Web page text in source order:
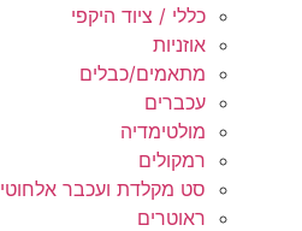
כללי / ציוד היקפי
אוזניות
מתאמים/כבלים
עכברים
מולטימדיה
רמקולים
סט מקלדת ועכבר אלחוטי
ראוטרים